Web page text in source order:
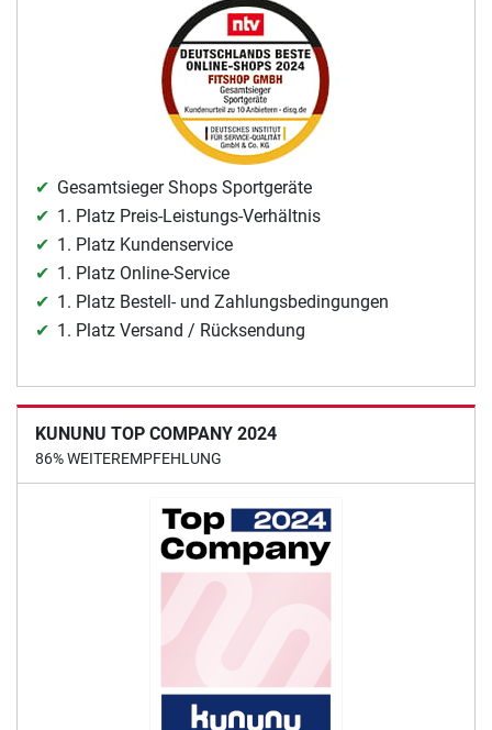
Gesamtsieger Shops Sportgeräte
1. Platz Preis-Leistungs-Verhältnis
1. Platz Kundenservice
1. Platz Online-Service
1. Platz Bestell- und Zahlungsbedingungen
1. Platz Versand / Rücksendung
KUNUNU TOP COMPANY 2024
86% WEITEREMPFEHLUNG